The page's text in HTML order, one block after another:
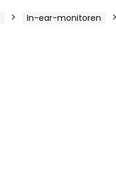
In-ear-monitoren